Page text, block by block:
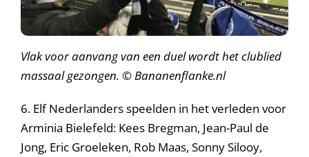
Vlak voor aanvang van een duel wordt het clublied
massaal gezongen. © Bananenflanke.nl
6. Elf Nederlanders speelden in het verleden voor
Arminia Bielefeld: Kees Bregman, Jean-Paul de
Jong, Eric Groeleken, Rob Maas, Sonny Silooy,